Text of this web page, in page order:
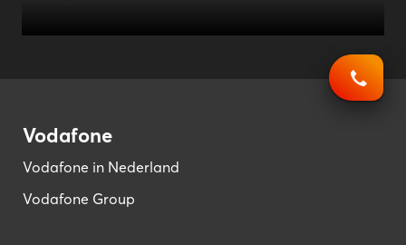
Vodafone
Vodafone in Nederland
Vodafone Group